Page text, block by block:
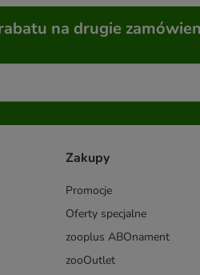
na drugie
Zakupy
Promocje
Oferty specjalne
zooplus ABOnament
zooOutlet